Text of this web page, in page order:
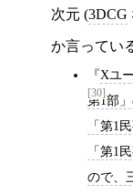
次元 (3DCG
か言ってい
[30]
Xユ
第1部
「第1
「第1
ので、